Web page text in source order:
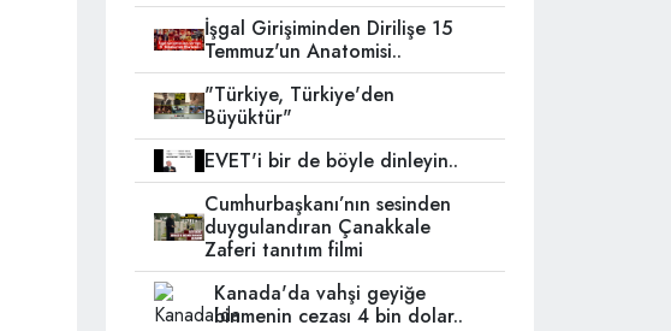
İşgal Girişiminden Dirilişe 15
Temmuz'un Anatomisi..
"Türkiye, Türkiye'den
Büyüktür"
EVET'i bir de böyle dinleyin..
Cumhurbaşkanı’nın sesinden
duygulandıran Çanakkale
Zaferi tanıtım filmi
Kanada'da vahşi geyiğe
binmenin cezası 4 bin dolar..